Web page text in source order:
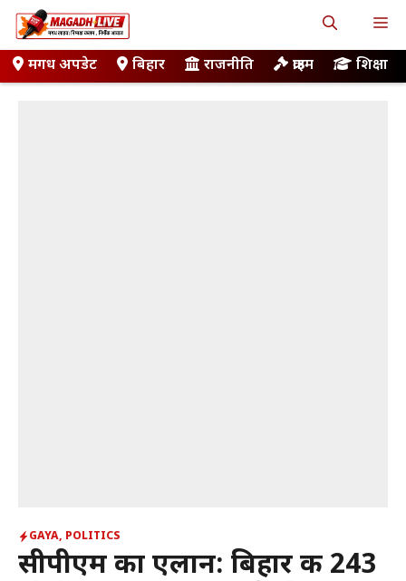
Skip
to
contentमगध अपडेट बिहार राजनीति क्राइम शिक्षा
GAYA, POLITICS
सीपीएम का एलान: बिहार की 243